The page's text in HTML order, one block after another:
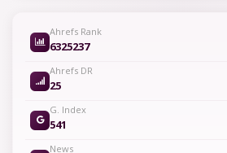
Ahrefs Rank
6325237
Ahrefs DR
25
G. Index
541
News